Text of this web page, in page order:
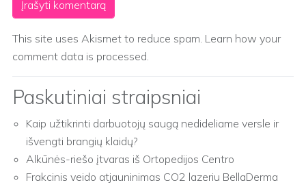
This site uses Akismet to reduce spam. Learn how your
comment data is processed.
Paskutiniai straipsniai
Kaip užtikrinti darbuotojų saugą nedideliame versle ir
išvengti brangių klaidų?
Alkūnės-riešo įtvaras iš Ortopedijos Centro
Frakcinis veido atjauninimas CO2 lazeriu BellaDerma